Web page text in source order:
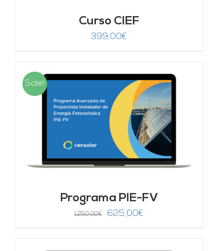
Curso CIEF
399,00€
Sale!
Programa PIE-FV
1.250,00€
El
625,00€